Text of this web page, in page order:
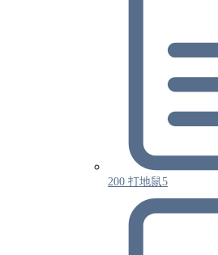
200 打地鼠5